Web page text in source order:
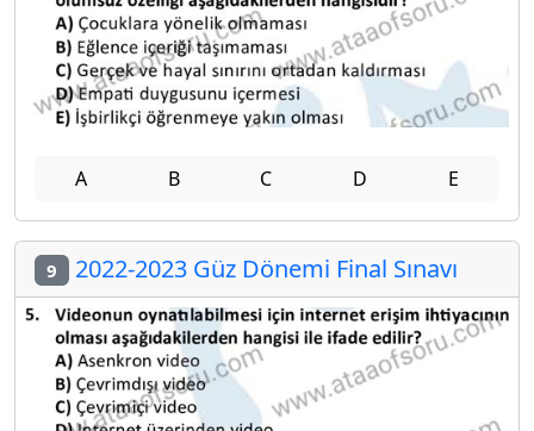
A B C D E
9 2022-2023 Güz Dönemi Final Sınavı